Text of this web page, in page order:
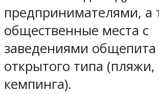
предпринимателями, а
общественные места с
заведениями общепита
открытого типа
кемпинга).